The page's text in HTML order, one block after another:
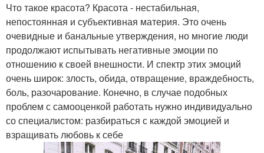
Что такое красота? Красота - нестабильная,
непостоянная и субъективная материя. Это очень
очевидные и банальные утверждения, но многие люди
продолжают испытывать негативные эмоции по
отношению к своей внешности. И спектр этих эмоций
очень широк: злость, обида, отвращение, враждебность,
боль, разочарование. Конечно, в случае подобных
проблем с самооценкой работать нужно индивидуально
со специалистом: разбираться с каждой эмоцией и
взращивать любовь к себе